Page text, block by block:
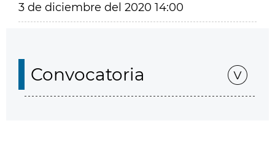
3 de diciembre del 2020 14:00
Convocatoria